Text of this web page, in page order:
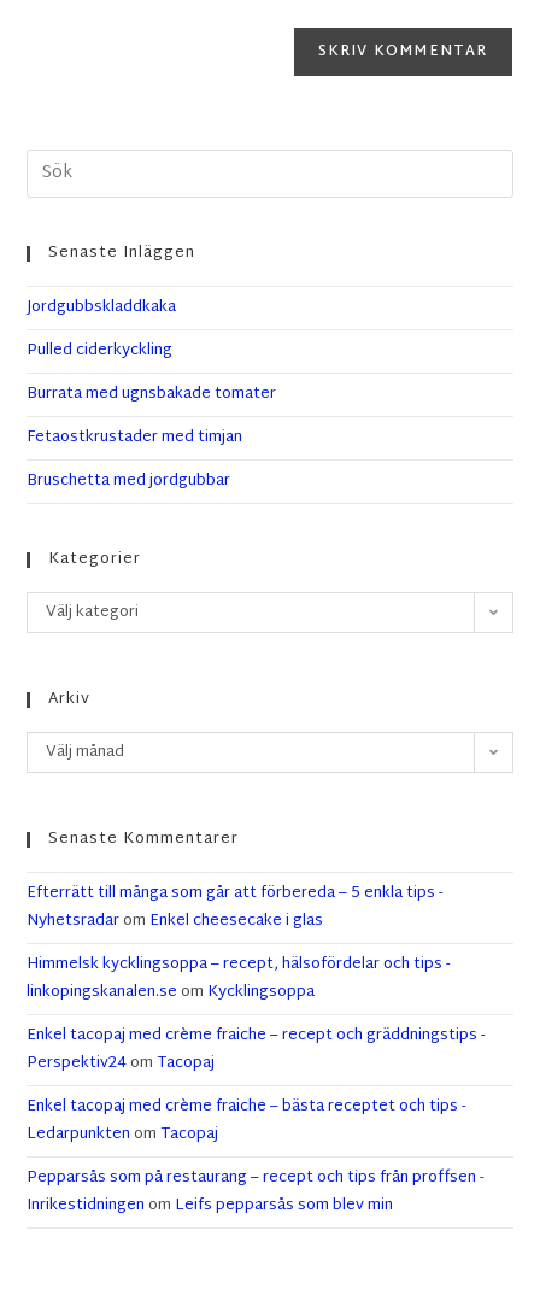
Senaste Inläggen
Jordgubbskladdkaka
Pulled ciderkyckling
Burrata med ugnsbakade tomater
Fetaostkrustader med timjan
Bruschetta med jordgubbar
Kategorier
Välj kategori
Arkiv
Välj månad
Senaste Kommentarer
Efterrätt till många som går att förbereda – 5 enkla tips -
Nyhetsradarom Enkel cheesecake i glas
Himmelsk kycklingsoppa – recept, hälsofördelar och tips -
linkopingskanalen.seom Kycklingsoppa
Enkel tacopaj med crème fraiche – recept och gräddningstips -
Perspektiv24omTacopaj
Enkel tacopaj med crème fraiche – bästa receptet och tips -
LedarpunktenomTacopaj
Pepparsås som på restaurang – recept och tips från proffsen -
Inrikestidningenom Leifs pepparsås som blev min